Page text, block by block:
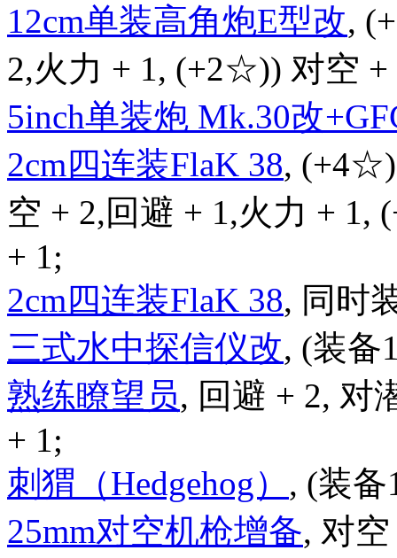
12cm单装高角炮E型改,
2,火力 + 1, (+2☆)) 对空 +
5inch单装炮 Mk.30改
2cm四连装FlaK 38,
空 + 2,回避 + 1,火力 + 1,
+ 1;
2cm四连装FlaK 38, 同时
三式水中探信仪改, (装备
熟练瞭望员, 回避 + 2, 对
+ 1;
刺猬（Hedgehog） , (装备
25mm对空机枪增备, 对